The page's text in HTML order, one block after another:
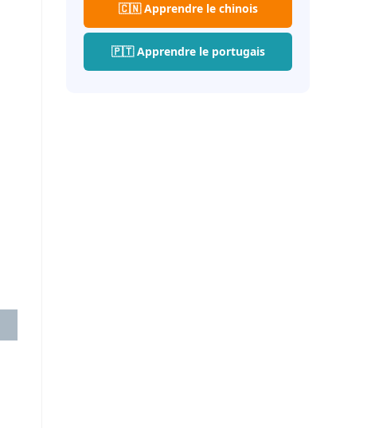
🇨🇳 Apprendre le chinois
🇵🇹 Apprendre le portugais